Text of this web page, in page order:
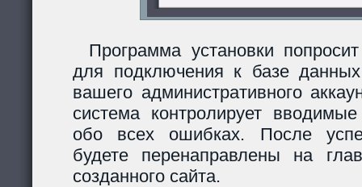
Программа установки
для подключения к базе
вашего административного
система контролирует
обо всех ошибках. После
будете перенаправлены на
созданного сайта.